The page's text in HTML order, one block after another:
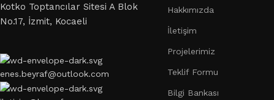
Kotko Toptancılar Sitesi A Blok
No.17, İzmit, Kocaeli
enes.beyraf@outlook.com
Hakkımızda
İletişim
Projelerimiz
Teklif Formu
Bilgi Bankası